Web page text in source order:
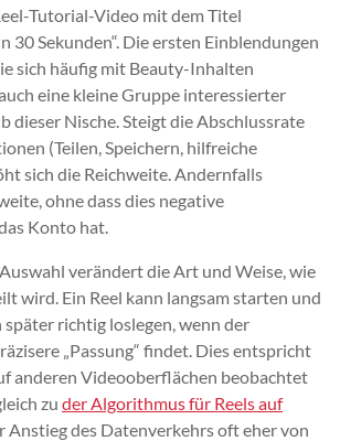
Tutorial-Video mit dem Titel
30 Sekunden“. Die ersten Einblendungen
sich häufig mit Beauty-Inhalten
eine kleine Gruppe interessierter
dieser Nische. Steigt die Abschlussrate
(Teilen, Speichern, hilfreiche
sich die Reichweite. Andernfalls
ohne dass dies negative
Konto hat.
verändert die Art und Weise, wie
wird. Ein Reel kann langsam starten und
richtig loslegen, wenn der
„Passung“ findet. Dies entspricht
anderen Videooberflächen beobachtet
zu der Algorithmus für Reels auf
Anstieg des Datenverkehrs oft eher von